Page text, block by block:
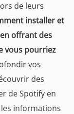
de leurs
installer et
offrant des
vous pourriez
vos
des
de Spotify en
informations